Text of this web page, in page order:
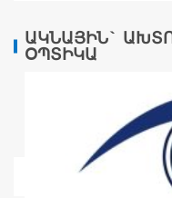
ԱԿՆԱՅԻՆ`
ՕՊՏԻԿԱ